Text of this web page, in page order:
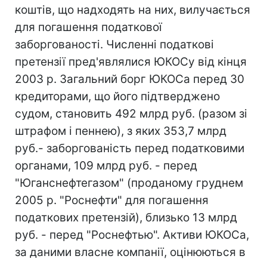
коштів, що надходять на них, вилучається
для погашення податкової
заборгованості. Численні податкові
претензії пред'являлися ЮКОСу від кінця
2003 р. Загальний борг ЮКОСа перед 30
кредиторами, що його підтверджено
судом, становить 492 млрд руб. (разом зі
штрафом і пеннею), з яких 353,7 млрд
руб.- заборгованість перед податковими
органами, 109 млрд руб. - перед
"Юганснефтегазом" (проданому груднем
2005 р. "Роснефти" для погашення
податкових претензій), близько 13 млрд
руб. - перед "Роснефтью". Активи ЮКОСа,
за даними власне компанії, оцінюються в